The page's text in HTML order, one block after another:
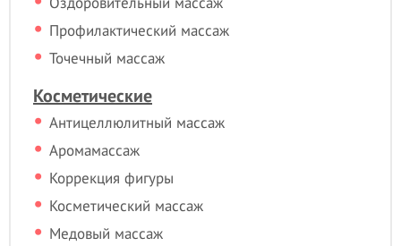
Профилактический массаж
Точечный массаж
Косметические
Антицеллюлитный массаж
Аромамассаж
Коррекция фигуры
Косметический массаж
Медовый массаж